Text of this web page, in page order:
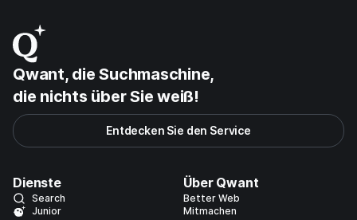
Qwant, die Suchmaschine,
die nichts über Sie weiß!
Entdecken Sie den Service
Dienste
Search
Junior
Über Qwant
Better Web
Mitmachen